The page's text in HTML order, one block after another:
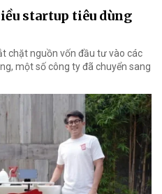
startup tiêu dùng
chặt nguồn vốn đầu tư vào các
một số công ty đã chuyển sang